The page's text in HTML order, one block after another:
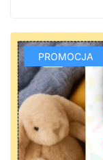
PROMOCJA